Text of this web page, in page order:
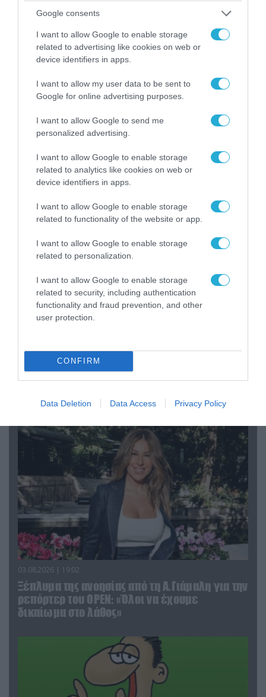
Google consents
I want to allow Google to enable storage
related to advertising like cookies on web or
device identifiers in apps.
I want to allow my user data to be sent to
Google for online advertising purposes.
I want to allow Google to send me
personalized advertising.
I want to allow Google to enable storage
related to analytics like cookies on web or
device identifiers in apps.
I want to allow Google to enable storage
related to functionality of the website or app.
I want to allow Google to enable storage
related to personalization.
I want to allow Google to enable storage
related to security, including authentication
functionality and fraud prevention, and other
user protection.
CONFIRM
Data Deletion Data Access Privacy Policy
Η ανακοίνωση του Πανελλήνιου Σωματείου
Πυροσβεστών για την δημοσιογράφο του OPEN
που γέλασε στη φωτιά
04.08.2026 | 12:02
O διευθυντής του OPEN προσπαθεί να τα
σε ρεπορτάζ για τις φωτιές
03.08.2026 | 19:02
Ξέπλυμα της ανοησίας από τη Α.Γιάμαλη για την
ρεπόρτερ του ΟΡΕΝ: «Όλοι να έχουμε
δικαίωμα στο λάθος»